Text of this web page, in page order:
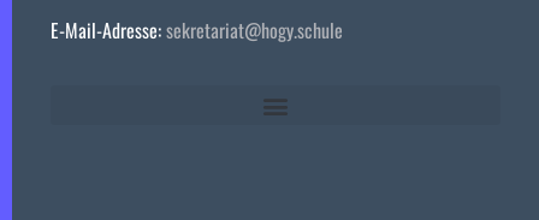
E-Mail-Adresse:sekretariat@hogy.schule